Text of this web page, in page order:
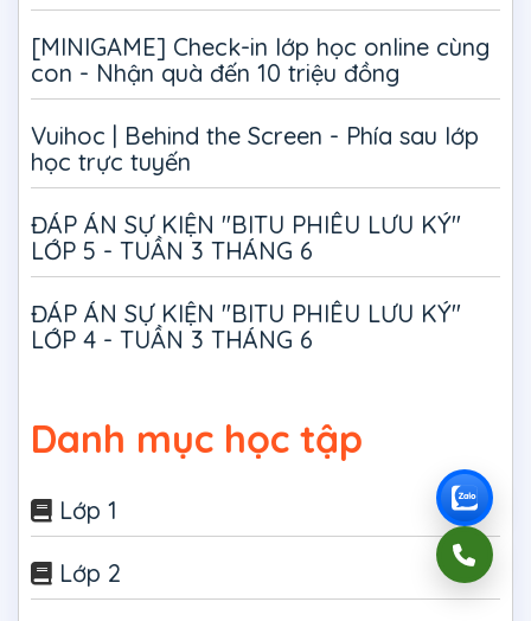
[MINIGAME] Check-in lớp học online cùng
con - Nhận quà đến 10 triệu đồng
Vuihoc | Behind the Screen - Phía sau lớp
học trực tuyến
ĐÁP ÁN SỰ KIỆN "BITU PHIÊU LƯU KÝ"
LỚP 5 - TUẦN 3 THÁNG 6
ĐÁP ÁN SỰ KIỆN "BITU PHIÊU LƯU KÝ"
LỚP 4 - TUẦN 3 THÁNG 6
Danh mục học tập
Lớp 1
Lớp 2